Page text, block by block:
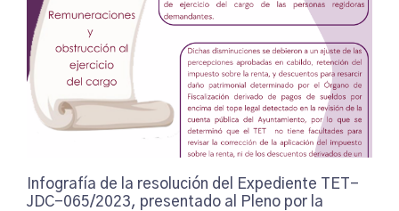
Infografía de la resolución del Expediente TET-
JDC-065/2023, presentado al Pleno por la